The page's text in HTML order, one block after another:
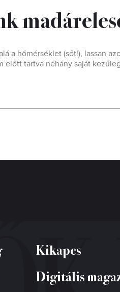
a hőmérséklet (sőt!), lassan
előtt tartva néhány saját
Kikapcs
Digitális